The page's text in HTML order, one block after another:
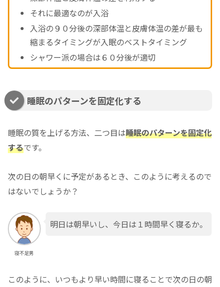
それに最適なのが入浴
入浴の９０分後の深部体温と皮膚体温の差が最も
縮まるタイミングが入眠のベストタイミング
シャワー派の場合は６０分後が適切
睡眠のパターンを固定化する
睡眠の質を上げる方法、二つ目は睡眠のパターンを固定化
するです。
次の日の朝早くに予定があるとき、このように考えるので
はないでしょうか？
寝不足男
明日は朝早いし、今日は１時間早く寝るか。
このように、いつもより早い時間に寝ることで次の日の朝